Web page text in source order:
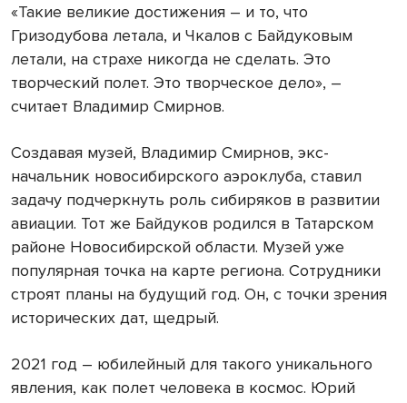
«Такие великие достижения – и то, что
Гризодубова летала, и Чкалов с Байдуковым
летали, на страхе никогда не сделать. Это
творческий полет. Это творческое дело», –
считает Владимир Смирнов.
Создавая музей, Владимир Смирнов, экс-
начальник новосибирского аэроклуба, ставил
задачу подчеркнуть роль сибиряков в развитии
авиации. Тот же Байдуков родился в Татарском
районе Новосибирской области. Музей уже
популярная точка на карте региона. Сотрудники
строят планы на будущий год. Он, с точки зрения
исторических дат, щедрый.
2021 год – юбилейный для такого уникального
явления, как полет человека в космос. Юрий